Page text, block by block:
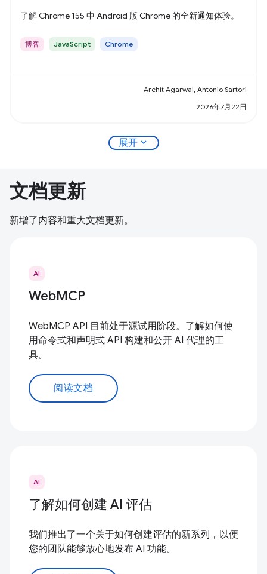
了解 Chrome 155 中 Android 版 Chrome 的全新通知体验。
博客 JavaScript Chrome
Archit Agarwal, Antonio Sartori
2026年7月22日
展开 expand_more
文档更新
新增了内容和重大文档更新。
AI
WebMCP
WebMCP API 目前处于源试用阶段。了解如何使
用命令式和声明式 API 构建和公开 AI 代理的工
具。
阅读文档
AI
了解如何创建 AI 评估
我们推出了一个关于如何创建评估的新系列，以便
您的团队能够放心地发布 AI 功能。